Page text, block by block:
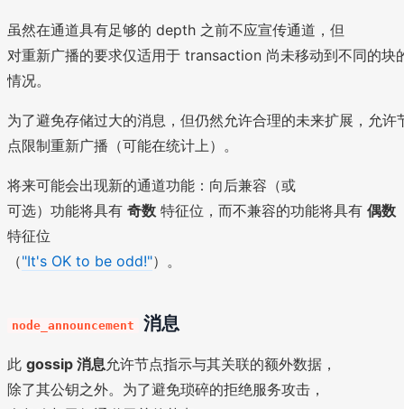
虽然在通道具有足够的 depth 之前不应宣传通道，但
对重新广播的要求仅适用于 transaction 尚未移动到不同的块
情况。
为了避免存储过大的消息，但仍然允许合理的未来扩展，允许
点限制重新广播（可能在统计上）。
将来可能会出现新的通道功能：向后兼容（或
可选）功能将具有 奇数 特征位，而不兼容的功能将具有 偶数
特征位
（"It's OK to be odd!"）。
node_announcement 消息
此 gossip 消息允许节点指示与其关联的额外数据，
除了其公钥之外。为了避免琐碎的拒绝服务攻击，